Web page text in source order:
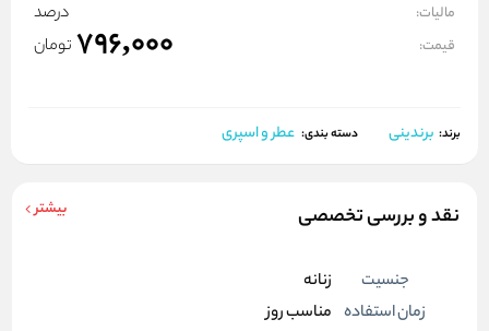
مالیات: درصد
قیمت: 796,000 تومان
برند: برندینی دسته بندی: عطر و اسپری
نقد و بررسی تخصصی بیشتر
جنسیت
زنانه
زمان استفاده مناسب روز